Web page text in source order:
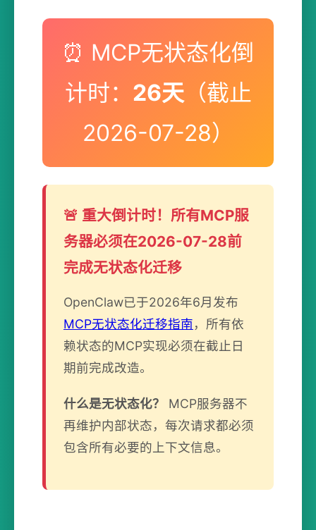
⏰ MCP无状态化倒
计时： 26天（截止
2026-07-28）
🚨 重大倒计时！所有MCP服
务器必须在2026-07-28前
完成无状态化迁移
OpenClaw已于2026年6月发布
MCP无状态化迁移指南，所有依
赖状态的MCP实现必须在截止日
期前完成改造。
什么是无状态化？
MCP服务器不
再维护内部状态，每次请求都必须
包含所有必要的上下文信息。